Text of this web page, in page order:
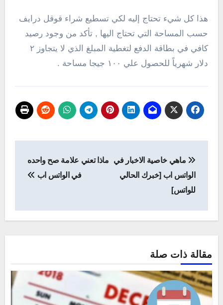
هذا كل شيء تحتاج إليه لكي تسطيع شراء قوقل درايف
حسب المساحة التي تحتاج اليها , تأكد من وجود رصيد
كافي في بطاقة الدفع لتغطية المبلغ الذي لا يتجاوز ٢
دلار شهرياً للحصول علي ١٠٠ جيجا مساحة .
المقالات
ماهي خاصية الاخبار في
الواتس اب [خبرك الحالي
للواتس]
ماذا تعني علامة صح واحده
في الواتس اب
مقالة ذات صلة